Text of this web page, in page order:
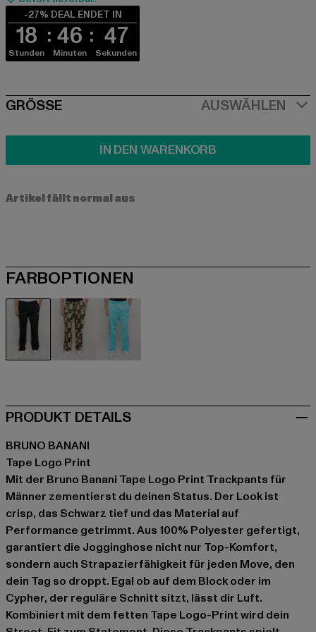
-27% DEAL ENDET IN
18
Stunden
46
Minuten
47
Sekunden
SIZE
GRÖSSE AUSWÄHLEN
IN DEN WARENKORB
Artikel fällt normal aus
FARBOPTIONEN
PRODUKT DETAILS
BRUNO BANANI
Tape Logo Print
Mit der Bruno Banani Tape Logo Print Trackpants für
Männer zementierst du deinen Status. Der Look ist
crisp, das Schwarz tief und das Material auf
Performance getrimmt. Aus 100% Polyester gefertigt,
garantiert die Jogginghose nicht nur Top-Komfort,
sondern auch Strapazierfähigkeit für jeden Move, den
dein Tag so droppt. Egal ob auf dem Block oder im
Cypher, der reguläre Schnitt sitzt, lässt dir Luft.
Kombiniert mit dem fetten Tape Logo-Print wird dein